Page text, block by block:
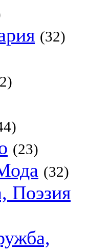
(32)
(23)
(32)
Поэзия